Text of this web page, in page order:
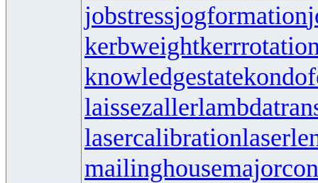
jobstressjogformation
kerbweight
knowledgestate
laissezaller
lasercalibration
mailinghouse